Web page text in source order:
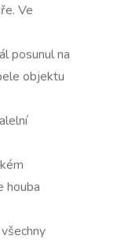
Ve
posunul na
objektu
houba